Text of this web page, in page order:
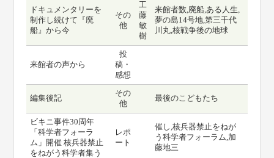
ドキュメンタリーを
制作し続けて『廃
船』から今
その
他
工
藤
敏
樹
来館者数,廃船,ある人生,
夢の島14号地,第三千代
川丸,核戦争後の地球
来館者の声から
投
稿・
感想
編集後記
その
他
最後のこどもたち
ビキニ事件30周年
「科学者フォーラ
ム」開催 核兵器禁止
をねがう科学者集う
レポ
ート
催し,核兵器禁止をねが
う科学者フォーラム,加
藤地三